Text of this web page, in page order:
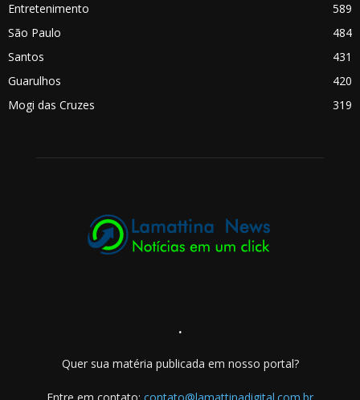
Entretenimento
589
São Paulo
484
Santos
431
Guarulhos
420
Mogi das Cruzes
319
.
Quer sua matéria publicada em nosso portal?
Entre em contato: contato@lamattinadigital.com.br